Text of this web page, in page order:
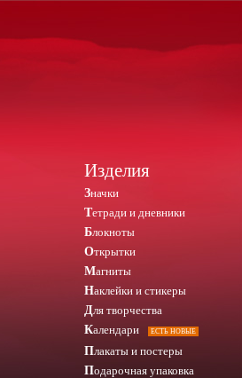
Изделия
Значки
Тетради и дневники
Блокноты
Открытки
Магниты
Наклейки и стикеры
Для творчества
Календари
ЕСТЬ НОВЫЕ
Плакаты и постеры
Подарочная упаковка